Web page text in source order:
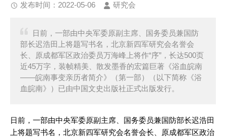
发布时间：2022-05-06 研究会
日前，一部由中央军委原副主席、国务委员兼国防
部长迟浩田上将题写书名，北京新四军研究会名誉会
长、原成都军区政治委员万海峰上将作“序”，长达500页
近45万字，装帧精美、散发墨香的宏篇巨著《浴血皖南
——皖南事变亲历者简介》（第一部）（以下简称《浴
血皖南》）已由中国文史出版社正式出版发行。
日前，一部由中央军委原副主席、国务委员兼国防部长迟浩田
上将题写书名，北京新四军研究会名誉会长、原成都军区政治